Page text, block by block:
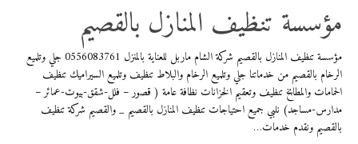
مؤسسة تنظيف المنازل بالقصيم
مؤسسة تنظيف المنازل بالقصيم شركة الشام ماربل للعناية بالمنزل 0556083761 جلي وتلميع
الرخام بالقصيم من خدماتنا جلي وتلميع الرخام والبلاط تنظيف وتلميع السيراميك تنظيف
الحمامات والمطابخ تنظيف وتعقيم الخزانات نظافة عامة ( قصور – فلل-شقق-بيوت-عمائر –
مدارس-مساجد) نلبي جميع احتياجات تنظيف المنازل بالقصيم _ والقصيم شركة تنظيف
بالقصيم ونقدم خدمات…